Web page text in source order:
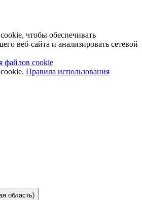
чтобы обеспечивать
веб-сайта и анализировать сетевой
файлов cookie
Правила использования
область)